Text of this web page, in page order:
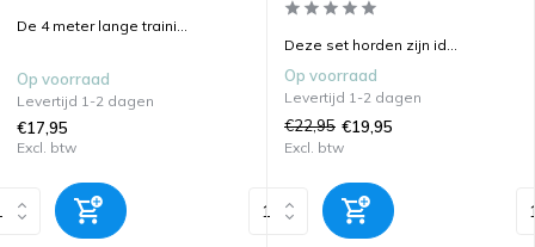
De 4 meter lange traini...
Op voorraad
Levertijd 1-2 dagen
€17,95
Excl. btw
Deze set horden zijn id...
Op voorraad
Levertijd 1-2 dagen
€22,95 €19,95
Excl. btw